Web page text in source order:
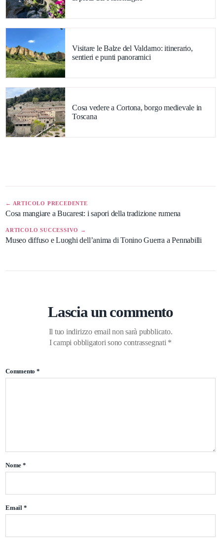
Visitare le Balze del Valdarno: itinerario,
sentieri e punti panoramici
Cosa vedere a Cortona, borgo medievale in
Toscana
← ARTICOLO PRECEDENTE
Cosa mangiare a Bucarest: i sapori della tradizione rumena
ARTICOLO SUCCESSIVO →
Museo diffuso e Luoghi dell’anima di Tonino Guerra a Pennabilli
Lascia un commento
Il tuo indirizzo email non sarà pubblicato.
I campi obbligatori sono contrassegnati *
Commento *
Nome *
Email *